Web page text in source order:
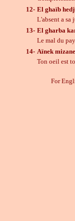
12- El ghaïb
L'absent a sa
13- El gharba
Le mal du
14- Aïnek
Ton oeil est
For